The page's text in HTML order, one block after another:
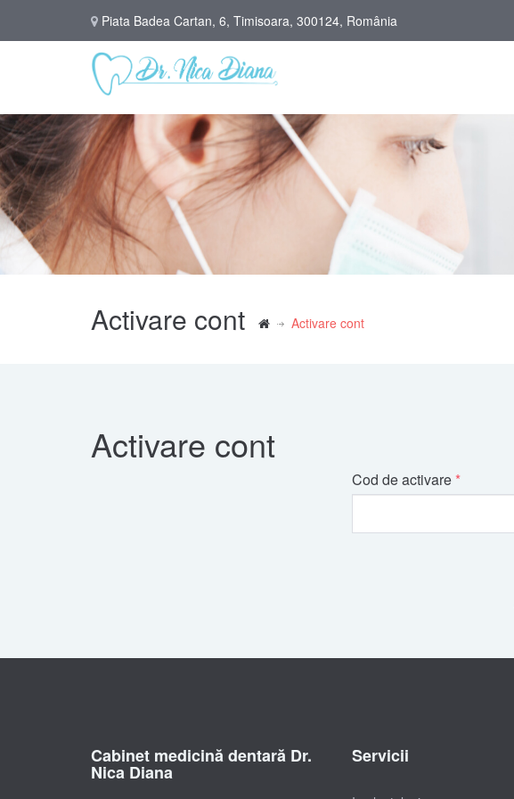
Piata Badea Cartan, 6, Timisoara, 300124, România
Activare cont Activare cont
Activare cont
Cod de activare
Cabinet medicină dentară Dr.
Nica Diana
Servicii